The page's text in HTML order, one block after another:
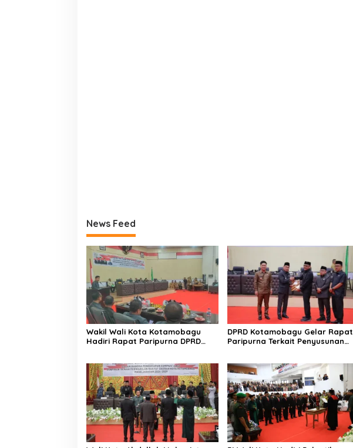
News Feed
Wakil Wali Kota Kotamobagu
Hadiri Rapat Paripurna DPRD
DPRD Kotamobagu Gelar Rapat
Paripurna Terkait Penyusunan